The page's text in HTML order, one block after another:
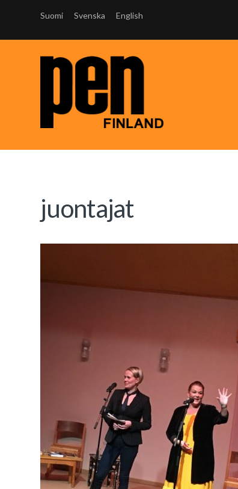
Suomi Svenska English
juontajat